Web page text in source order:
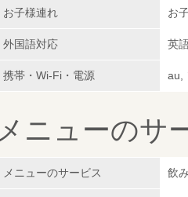
お子様連れ お
外国語対応 英
携帯・Wi-Fi・電源 au,
メニューのサ
メニューのサービス 飲